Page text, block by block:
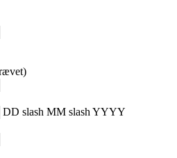
DD slash MM slash YYYY